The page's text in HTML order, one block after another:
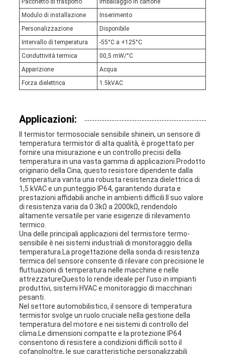
Pacchetto di trasporto
Imballaggio in cartone
Modulo di installazione
Inserimento
Personalizzazione
Disponibile
Intervallo di temperatura
-55°C a +125°C
Conduttività termica
00,5 mW/°C
Apparizione
Acqua
Forza dielettrica
1.5kVAC
Applicazioni:
Il termistor termosociale sensibile shinein, un sensore di
temperatura termistor di alta qualità, è progettato per
fornire una misurazione e un controllo precisi della
temperatura in una vasta gamma di applicazioni.Prodotto
originario della Cina, questo resistore dipendente dalla
temperatura vanta una robusta resistenza dielettrica di
1,5 kVAC e un punteggio IP64, garantendo durata e
prestazioni affidabili anche in ambienti difficili.Il suo valore
di resistenza varia da 0.3kΩ a 2000kΩ, rendendolo
altamente versatile per varie esigenze di rilevamento
termico.
Una delle principali applicazioni del termistore termo-
sensibile è nei sistemi industriali di monitoraggio della
temperatura.La progettazione della sonda di resistenza
termica del sensore consente di rilevare con precisione le
fluttuazioni di temperatura nelle macchine e nelle
attrezzatureQuesto lo rende ideale per l'uso in impianti
produttivi, sistemi HVAC e monitoraggio di macchinari
pesanti.
Nel settore automobilistico, il sensore di temperatura
termistor svolge un ruolo cruciale nella gestione della
temperatura del motore e nei sistemi di controllo del
clima.Le dimensioni compatte e la protezione IP64
consentono di resistere a condizioni difficili sotto il
cofanoInoltre, le sue caratteristiche personalizzabili